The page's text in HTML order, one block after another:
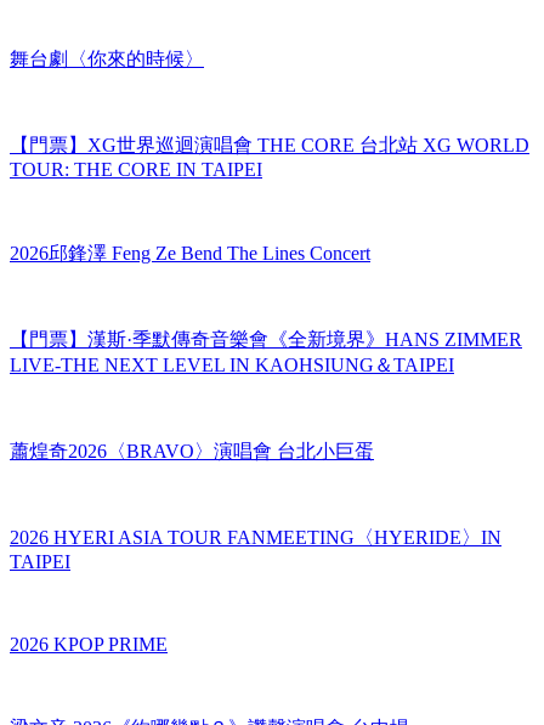
BALLET：SWAN LAKE
舞台劇〈你來的時候〉
【門票】XG世界巡迴演唱會 THE CORE 台北站 XG WORLD
TOUR: THE CORE IN TAIPEI
2026邱鋒澤 Feng Ze Bend The Lines Concert
LIVE-THE NEXT LEVEL IN KAOHSIUNG＆TAIPEI
蕭煌奇2026〈BRAVO〉演唱會 台北小巨蛋
TAIPEI